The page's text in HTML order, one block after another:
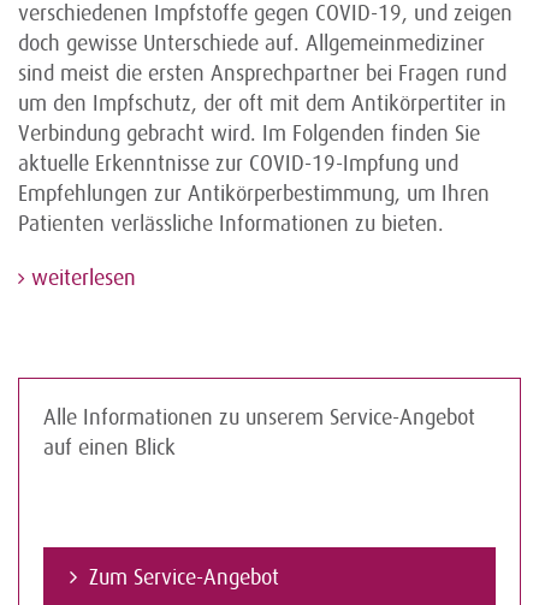
verschiedenen Impfstoffe gegen COVID-19, und zeigen
doch gewisse Unterschiede auf. Allgemeinmediziner
sind meist die ersten Ansprechpartner bei Fragen rund
um den Impfschutz, der oft mit dem Antikörpertiter in
Verbindung gebracht wird. Im Folgenden finden Sie
aktuelle Erkenntnisse zur COVID-19-Impfung und
Empfehlungen zur Antikörperbestimmung, um Ihren
Patienten verlässliche Informationen zu bieten.
weiterlesen
Alle Informationen zu unserem Service-Angebot
auf einen Blick
Zum Service-Angebot